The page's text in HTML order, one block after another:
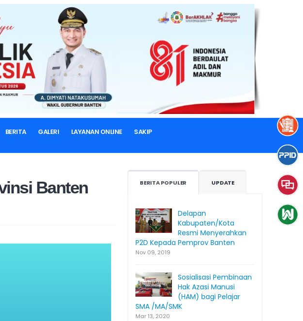
BERITA GALERI LAYANAN ONLINE SAKIP
Provinsi Banten
Banten BERITA POPULER UPDATE
Delapan
Kabupaten/Kota
Resmi Menyerahkan
P2D Kepada Pemprov Banten
Nov 09, 2019
Sosialisasi Pembinaan
Hak Azasi Manusi
(HAM) bagi Pelajar
SMA /MA/SMK
Mar 13, 2020